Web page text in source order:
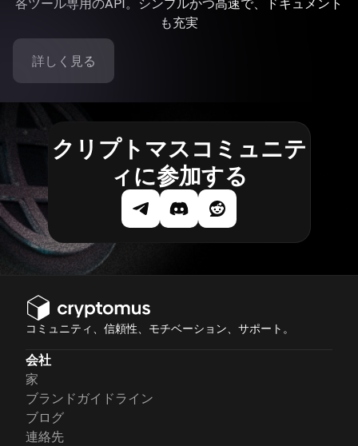
各ツール専用のAPI。シンプルかつ高速で、ドキュメント
も充実
詳しく見る
クリプトマスコミュニテ
ィに参加する
コミュニティ、信頼性、モチベーション、サポート。
会社
家
ブランドガイドライン
ブログ
連絡先